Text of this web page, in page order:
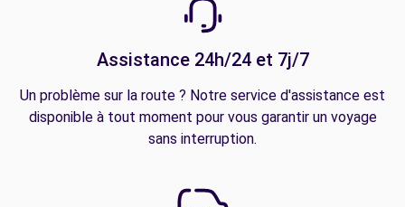
Assistance 24h/24 et 7j/7
Un problème sur la route ? Notre service d'assistance est
disponible à tout moment pour vous garantir un voyage
sans interruption.